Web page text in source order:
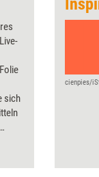
sich
cienpies/